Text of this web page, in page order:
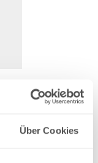
Über Cookies
mm (OKU)